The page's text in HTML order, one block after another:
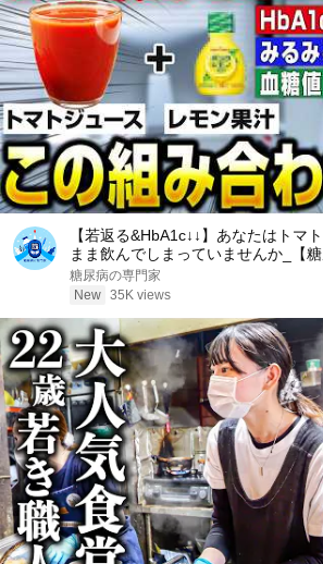
【若返る&HbA1c↓↓】あなたはトマ
まま飲んでしまっていませんか_【糖
ック現役医師】
糖尿病の専門家
New 35K views